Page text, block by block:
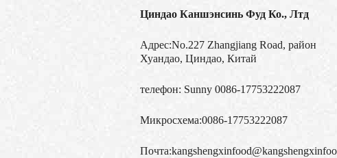
Циндао Каншэнсинь Фуд Ко., Лтд
Адрес:No.227 Zhangjiang Road, район
Хуандао, Циндао, Китай
телефон: Sunny 0086-17753222087
Микросхема:0086-17753222087
Почта: